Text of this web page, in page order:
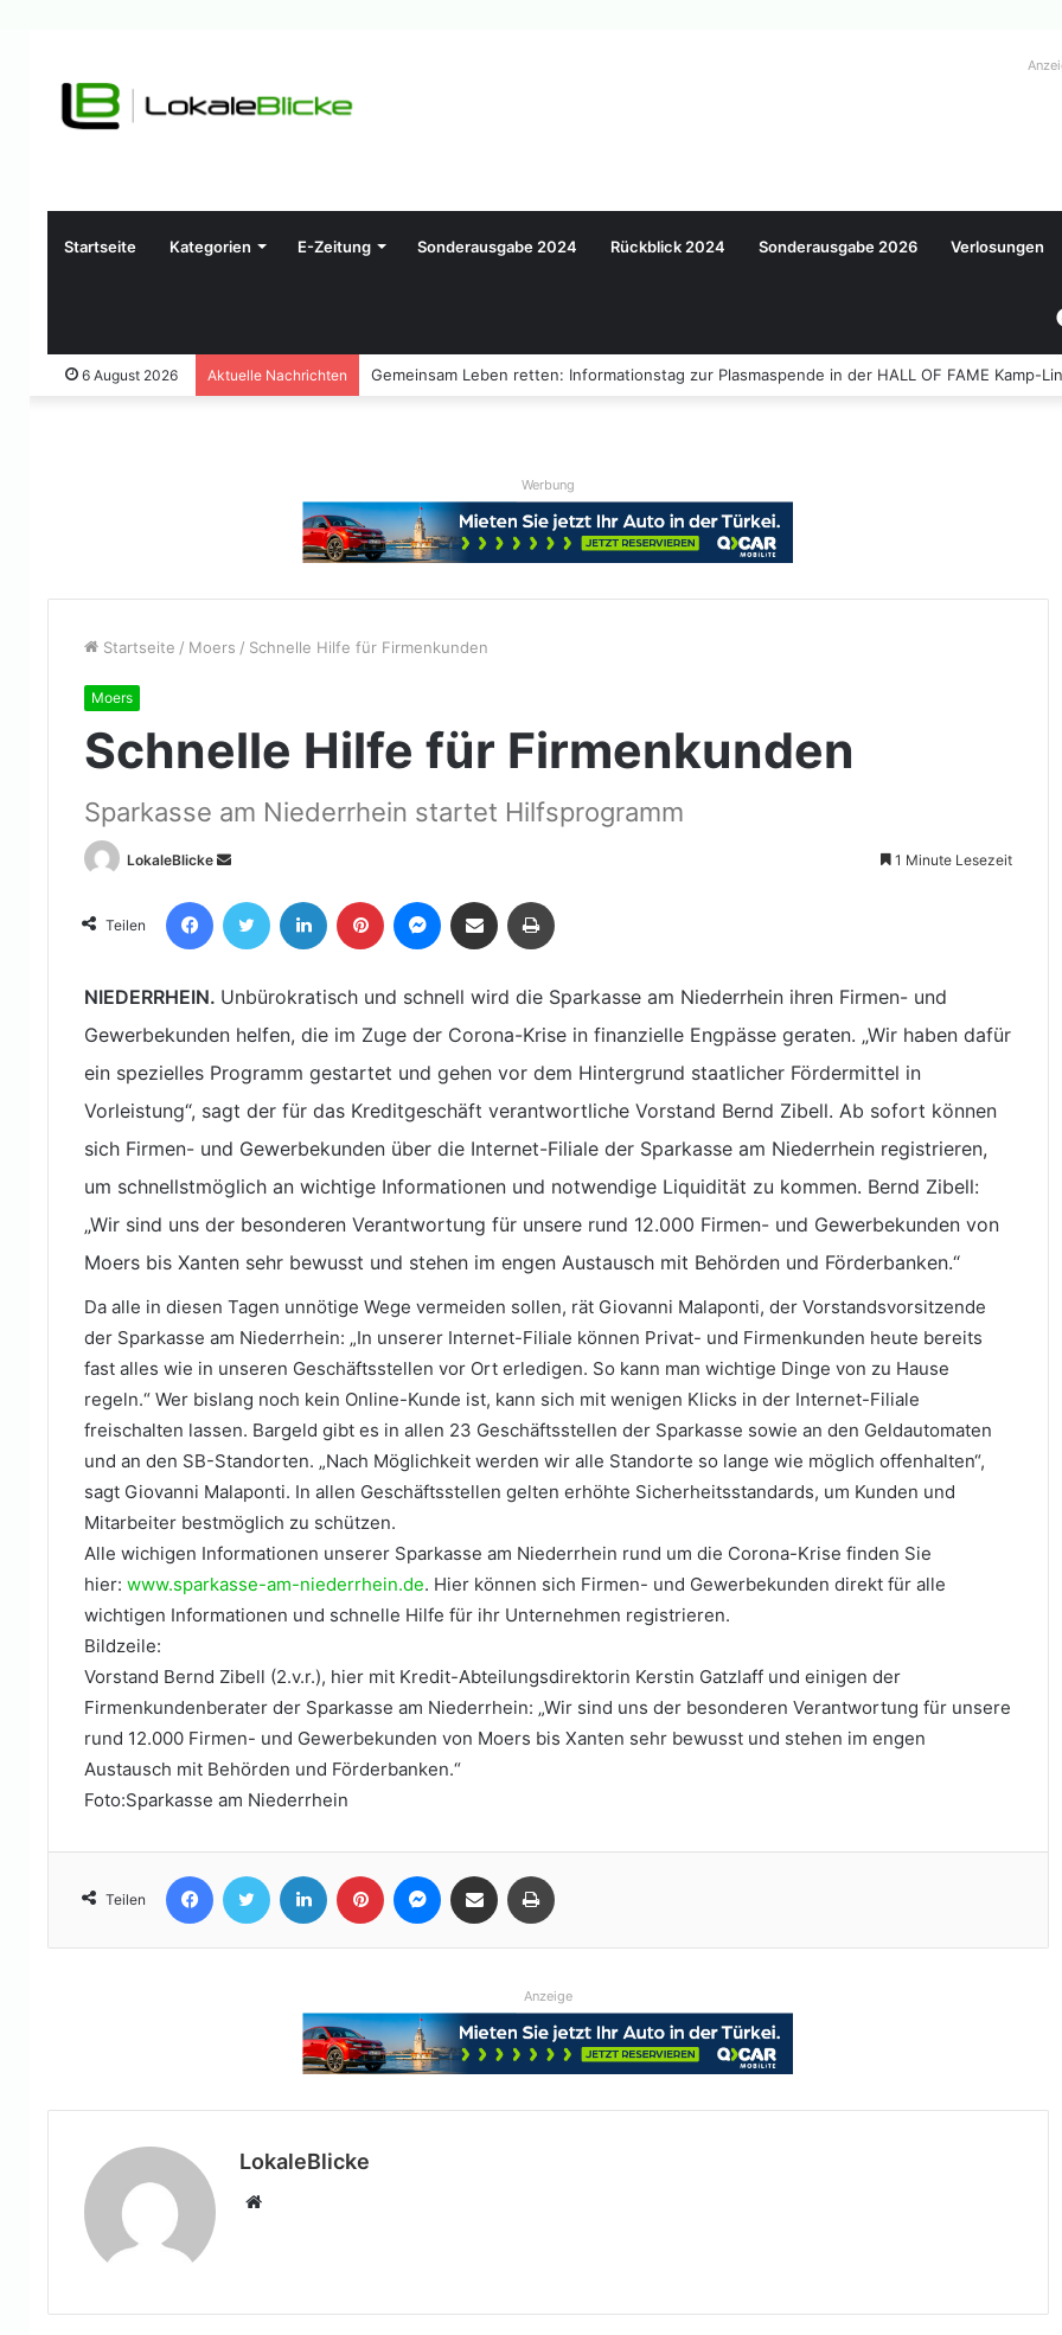
Startseite Kategorien E-Zeitung Sonderausgabe 2024 Rückblick 2024 Sonderausgabe 2026 Verlosungen
6 August 2026 Aktuelle Nachrichten Gemeinsam Leben retten: Informationstag zur Plasmaspende in der HALL OF FAME Kamp-
Werbung
Startseite / Moers / Schnelle Hilfe für Firmenkunden
Moers
Schnelle Hilfe für Firmenkunden
Sparkasse am Niederrhein startet Hilfsprogramm
LokaleBlicke
Sende
eine
E-
1 Minute Lesezeit
Teilen
FacebookTwitter LinkedIn Pinterest Messenger
Teile per E-Mail
NIEDERRHEIN. Unbürokratisch und schnell wird die Sparkasse am Niederrhein ihren Firmen- und
Gewerbekunden helfen, die im Zuge der Corona-Krise in finanzielle Engpässe geraten. „Wir haben dafür
ein spezielles Programm gestartet und gehen vor dem Hintergrund staatlicher Fördermittel in
Vorleistung“, sagt der für das Kreditgeschäft verantwortliche Vorstand Bernd Zibell. Ab sofort können
sich Firmen- und Gewerbekunden über die Internet-Filiale der Sparkasse am Niederrhein registrieren,
um schnellstmöglich an wichtige Informationen und notwendige Liquidität zu kommen. Bernd Zibell:
„Wir sind uns der besonderen Verantwortung für unsere rund 12.000 Firmen- und Gewerbekunden von
Moers bis Xanten sehr bewusst und stehen im engen Austausch mit Behörden und Förderbanken.“
Da alle in diesen Tagen unnötige Wege vermeiden sollen, rät Giovanni Malaponti, der Vorstandsvorsitzende
der Sparkasse am Niederrhein: „In unserer Internet-Filiale können Privat- und Firmenkunden heute bereits
fast alles wie in unseren Geschäftsstellen vor Ort erledigen. So kann man wichtige Dinge von zu Hause
regeln.“ Wer bislang noch kein Online-Kunde ist, kann sich mit wenigen Klicks in der Internet-Filiale
freischalten lassen. Bargeld gibt es in allen 23 Geschäftsstellen der Sparkasse sowie an den Geldautomaten
und an den SB-Standorten. „Nach Möglichkeit werden wir alle Standorte so lange wie möglich offenhalten“,
sagt Giovanni Malaponti. In allen Geschäftsstellen gelten erhöhte Sicherheitsstandards, um Kunden und
Mitarbeiter bestmöglich zu schützen.
Alle wichigen Informationen unserer Sparkasse am Niederrhein rund um die Corona-Krise finden Sie
hier: www.sparkasse-am-niederrhein.de. Hier können sich Firmen- und Gewerbekunden direkt für alle
wichtigen Informationen und schnelle Hilfe für ihr Unternehmen registrieren.
Bildzeile:
Vorstand Bernd Zibell (2.v.r.), hier mit Kredit-Abteilungsdirektorin Kerstin Gatzlaff und einigen der
Firmenkundenberater der Sparkasse am Niederrhein: „Wir sind uns der besonderen Verantwortung für unsere
rund 12.000 Firmen- und Gewerbekunden von Moers bis Xanten sehr bewusst und stehen im engen
Austausch mit Behörden und Förderbanken.“
Foto:Sparkasse am Niederrhein
Teilen
FacebookTwitter LinkedIn Pinterest Messenger
Teile per E-Mail
Anzeige
LokaleBlicke
Webseite